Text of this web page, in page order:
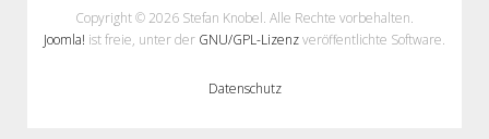
Copyright © 2026 Stefan Knobel. Alle Rechte vorbehalten.
Joomla! ist freie, unter der GNU/GPL-Lizenzveröffentlichte Software.
Datenschutz